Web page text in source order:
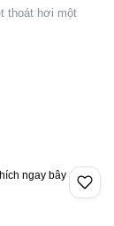
thoát hơi một
ngay bây